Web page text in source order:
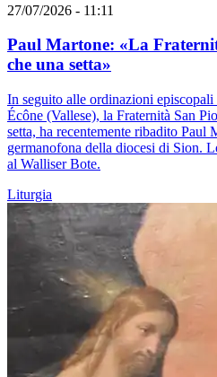
27/07/2026 - 11:11
Paul Martone: «La
che una setta»
In seguito alle ordinazioni
Écône (Vallese), la Fraternità San
setta, ha recentemente ribadito Paul
germanofona della diocesi di Sion.
al Walliser Bote.
Liturgia